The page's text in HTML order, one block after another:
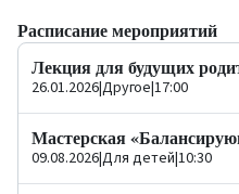
Расписание мероприятий
Лекция для будущих
26.01.2026|Другое|17:00
Мастерская
09.08.2026|Для детей|10:30